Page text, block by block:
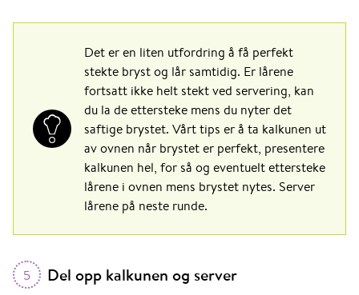
Det er en liten utfordring å få perfekt
stekte bryst og lår samtidig. Er lårene
fortsatt ikke helt stekt ved servering, kan
du la de ettersteke mens du nyter det
saftige brystet. Vårt tips er å ta kalkunen ut
av ovnen når brystet er perfekt, presentere
kalkunen hel, for så og eventuelt ettersteke
lårene i ovnen mens brystet nytes. Server
lårene på neste runde.
5 Del opp kalkunen og server